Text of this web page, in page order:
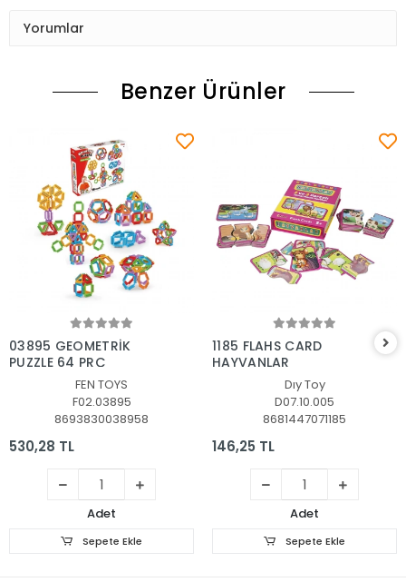
Yorumlar
Benzer Ürünler
Sepete Ekle
03895 GEOMETRİK
PUZZLE 64 PRÇ
FEN TOYS
F02.03895
8693830038958
530,28 TL
Adet
Sepete Ekle
1185 FLAHS CARD
HAYVANLAR
Dıy Toy
D07.10.005
8681447071185
146,25 TL
Adet
Sepete Ekle